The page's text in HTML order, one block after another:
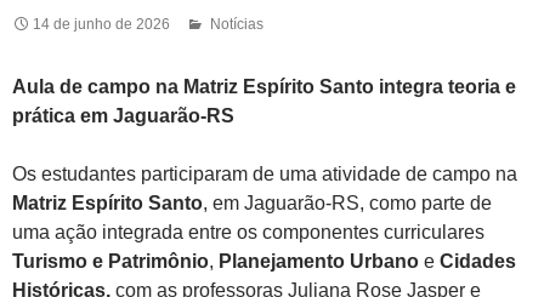
14 de junho de 2026 Notícias
Aula de campo na Matriz Espírito Santo integra teoria e
prática em Jaguarão-RS
Os estudantes participaram de uma atividade de campo na
Matriz Espírito Santo, em Jaguarão-RS, como parte de
uma ação integrada entre os componentes curriculares
Turismo e Patrimônio, Planejamento Urbano e Cidades
Históricas, com as professoras Juliana Rose Jasper e